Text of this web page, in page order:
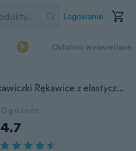
Logowanie
Ostatnio wyświetlane
Zimowe ciepłe wełniane rękawiczki Rękawice z elastycznej dzianiny Solid Magic Używaj rękawic dotykowych do smartfona
Ogólnie
4.7